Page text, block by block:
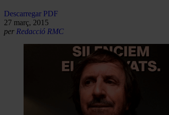
Descarregar PDF
27 març, 2015
per Redacció RMC